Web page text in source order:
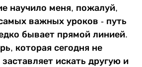
научило меня, пожалуй,
важных уроков - путь
бывает прямой линией.
которая сегодня не
искать другую и